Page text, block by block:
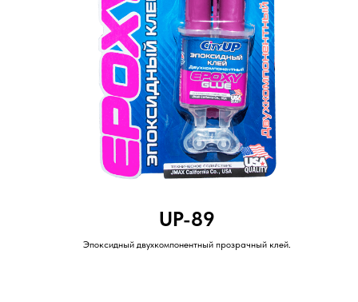
UP-89
Эпоксидный двухкомпонентный прозрачный клей.